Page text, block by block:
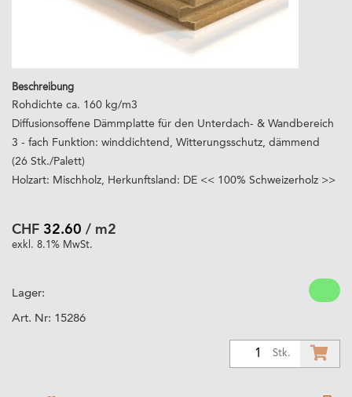
Beschreibung
Rohdichte ca. 160 kg/m3
Diffusionsoffene Dämmplatte für den Unterdach- & Wandbereich
3 - fach Funktion: winddichtend, Witterungsschutz, dämmend
(26 Stk./Palett)
Holzart: Mischholz, Herkunftsland: DE << 100% Schweizerholz >>
CHF 32.60 / m2
exkl. 8.1% MwSt.
Lager:
Art. Nr: 15286
Stk.